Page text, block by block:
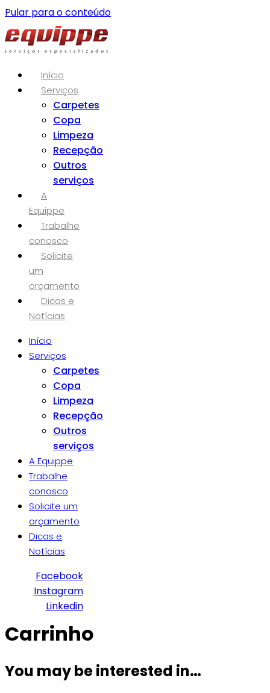
Pular para o conteúdo
Início
Serviços
Carpetes
Copa
Limpeza
Recepção
Outros
serviços
A
Equippe
Trabalhe
conosco
Solicite
um
orçamento
Dicas e
Notícias
Início
Serviços
Carpetes
Copa
Limpeza
Recepção
Outros
serviços
A Equippe
Trabalhe
conosco
Solicite um
orçamento
Dicas e
Notícias
Facebook
Instagram
Linkedin
Carrinho
You may be interested in…